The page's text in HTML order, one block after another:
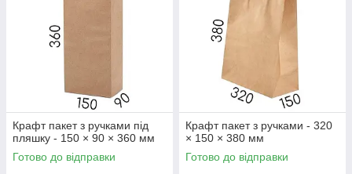
Крафт пакет з ручками під
пляшку - 150 × 90 × 360 мм
Готово до відправки
Крафт пакет з ручками - 320
× 150 × 380 мм
Готово до відправки